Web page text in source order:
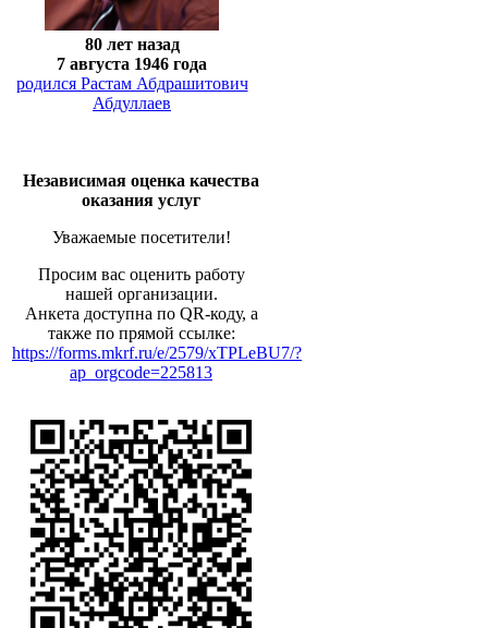
80 лет назад
7 августа 1946 года
родился Растам Абдрашитович
Абдуллаев
Независимая оценка качества
оказания услуг
Уважаемые посетители!
Просим вас оценить работу
нашей организации.
Анкета доступна по QR-коду, а
также по прямой ссылке:
https://forms.mkrf.ru/e/2579/xTPLeBU7/?
ap_orgcode=225813